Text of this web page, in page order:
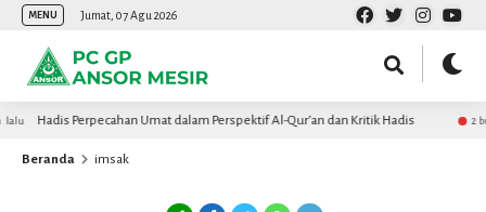
MENU Jumat, 07 Agu 2026
Hadis Perpecahan Umat dalam Perspektif Al-Qur’an dan Kritik Hadis 2
Beranda imsak